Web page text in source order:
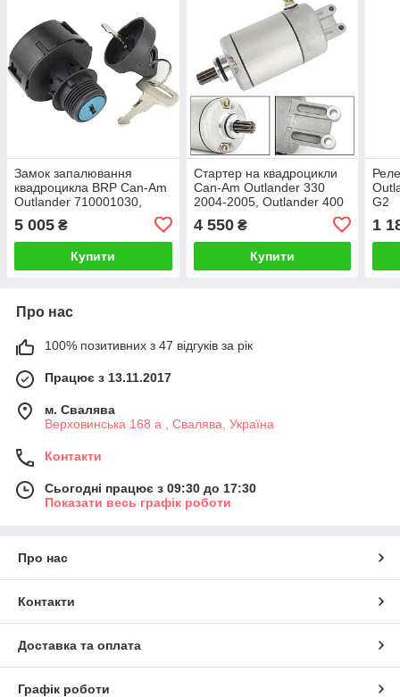
Замок запалювання
квадроцикла BRP Can-Am
Outlander 710001030,
710007867 G1
5 005 ₴
Купити
Стартер на квадроцикли
Can-Am Outlander 330
2004-2005, Оutlander 400
18823
4 550₴
Купити
G2
1
Про нас
100% позитивних з 47 відгуків за рік
Працює з 13.11.2017
м. Свалява
Верховинська 168 а , Свалява, Україна
Контакти
Сьогодні працює з 09:30 до 17:30
Показати весь графік роботи
Про нас
Контакти
Доставка та оплата
Графік роботи